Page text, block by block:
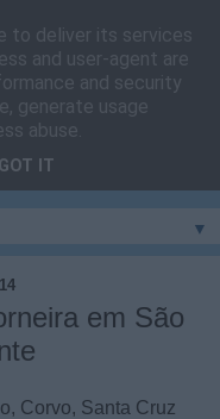
com a ilha
Pico
▼
em São
Corvo, Santa Cruz
to deliver its services
and user-agent are
and security
generate usage
abuse.
GOT IT